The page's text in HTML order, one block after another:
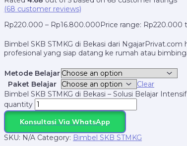
(68 customer reviews)
Rp220.000 – Rp16.800.000Price range:
Bimbel SKB STMKG di Bekasi dari NgajarPrivat.com
profesional yang siap datang ke rumah atau
Metode Belajar
Paket Belajar
Clear
Bimbel SKB STMKG di Bekasi – Solusi Belajar
quantity
Konsultasi Via WhatsApp
SKU: N/A Category: Bimbel SKB STMKG